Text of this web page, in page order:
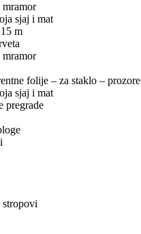
sjaj i mat
m
folije – za staklo – prozore
sjaj i mat
pregrade
stropovi